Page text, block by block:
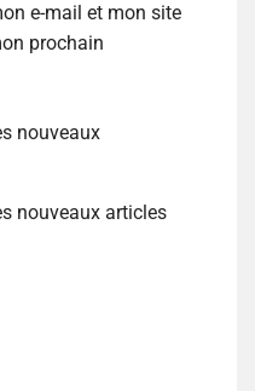
e-mail et mon site
prochain
nouveaux
nouveaux articles